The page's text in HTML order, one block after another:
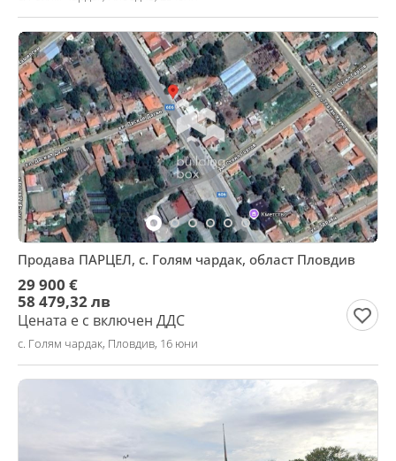
Продава ПАРЦЕЛ, с. Голям чардак, област Пловдив
29 900 €
58 479,32 лв
Цената е с включен ДДС
с. Голям чардак, Пловдив, 16 юни